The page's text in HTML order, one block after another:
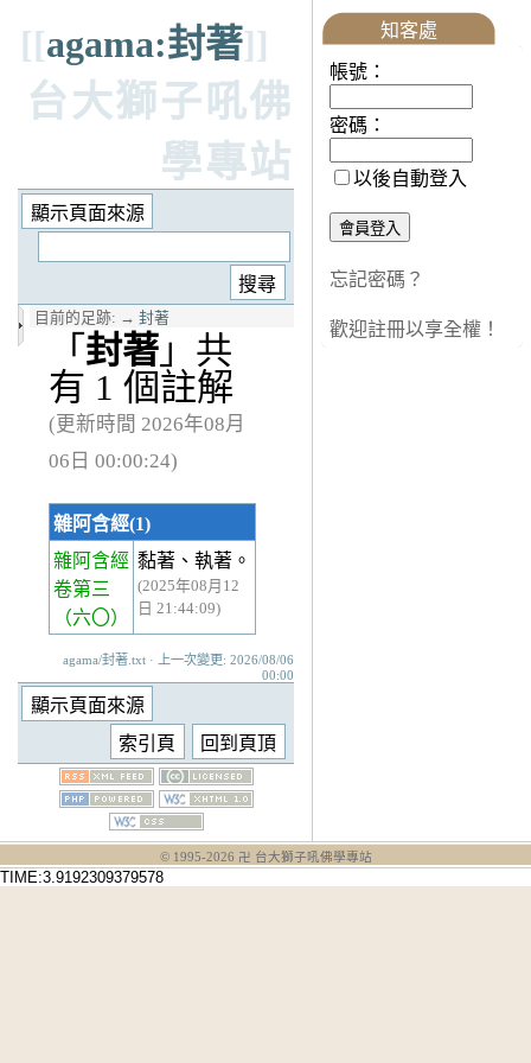
[[agama:封著]]
台大獅子吼佛
學專站
目前的足跡: → 封著
「 封著 」共
有 1 個註解
(更新時間 2026年08月
06日 00:00:24)
雜阿含經(1)
雜阿含經
卷第三
（六〇）
黏著、執著。
(2025年08月12
日 21:44:09)
agama/封著.txt · 上一次變更: 2026/08/06
00:00
知客處
帳號：
密碼：
以後自動登入
忘記密碼？
歡迎註冊以享全權！
© 1995-2026 卍 台大獅子吼佛學專站
TIME:3.9192309379578